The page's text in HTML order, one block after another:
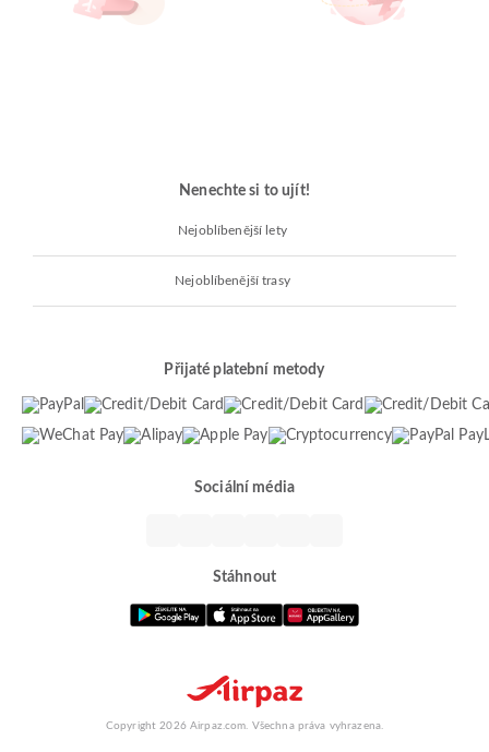
Nenechte si to ujít!
Nejoblíbenější lety
Nejoblíbenější trasy
Přijaté platební metody
Sociální média
Stáhnout
Copyright 2026 Airpaz.com. Všechna práva vyhrazena.